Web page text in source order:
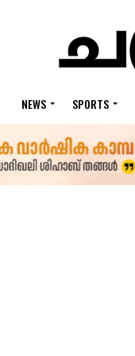
NEWS SPORTS